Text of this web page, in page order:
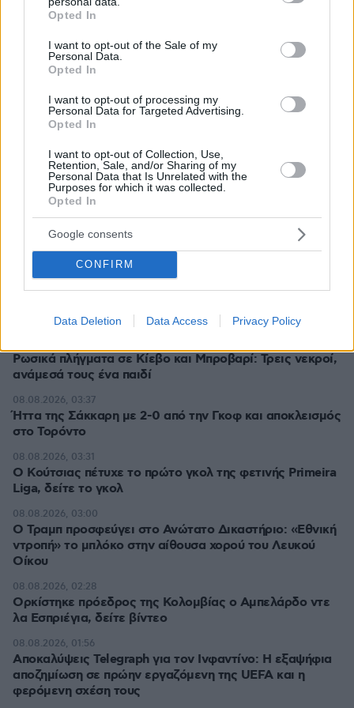
grant or deny consent to Google and its third-party tags to
use your data for below specified purposes in below Google
consent section.
Opted In
I want to opt-out of the Sale of my
Personal Data.
Opted In
I want to opt-out of processing my
Personal Data for Targeted Advertising.
Opted In
I want to opt-out of Collection, Use,
Retention, Sale, and/or Sharing of my
Personal Data that Is Unrelated with the
Purposes for which it was collected.
Opted In
Google consents
CONFIRM
Data Deletion Data Access Privacy Policy
Το μέλλον της τεχνολογίας
27.07.2026, 06:00
Η Smart φοιτητική κατοικία στην καρδιά της Αθήνας
03.08.2026, 10:56
Επαγγελματική Εκπαίδευση & Εξειδίκευση: Το Mοντέλο που
σε Bάζει στην Aγορά Eργασίας
26.07.2026, 09:54
ΡΟΗ ΕΙΔΗΣΕΩΝ
Ρωσικά πλήγματα σε Κίεβο και Μπροβαρί: Τρεις νεκροί,
ανάμεσά τους ένα παιδί
Ήττα της Σάκκαρη με 2-0 από την Γκοφ και αποκλεισμός
στο Τορόντο
08.08.2026, 03:37
Ο Κούτσιας πέτυχε το πρώτο γκολ της φετινής Primeira
Liga, δείτε το γκολ
08.08.2026, 03:31
Ο Τραμπ προσφεύγει στο Ανώτατο Δικαστήριο: «Εθνική
ντροπή» το μπλόκο στην αίθουσα χορού του Λευκού
Οίκου
08.08.2026, 03:00
Ορκίστηκε πρόεδρος της Κολομβίας ο Αμπελάρδο ντε
λα Εσπριέγια, δείτε βίντεο
08.08.2026, 02:28
Αποκαλύψεις Telegraph για τον Ινφαντίνο: Η εξαψήφια
αποζημίωση σε πρώην εργαζόμενη της UEFA και η
φερόμενη σχέση τους
08.08.2026, 01:56